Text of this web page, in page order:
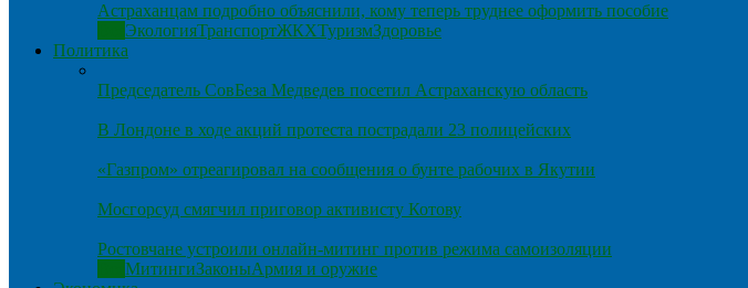
Астраханцам подробно объяснили, кому теперь труднее оформить пособие
ЭкологияТранспортЖКХТуризмЗдоровье
Политика
Председатель СовБеза Медведев посетил Астраханскую область
В Лондоне в ходе акций протеста пострадали 23 полицейских
«Газпром» отреагировал на сообщения о бунте рабочих в Якутии
Мосгорсуд смягчил приговор активисту Котову
Ростовчане устроили онлайн-митинг против режима самоизоляции
МитингиЗаконыАрмия и оружие